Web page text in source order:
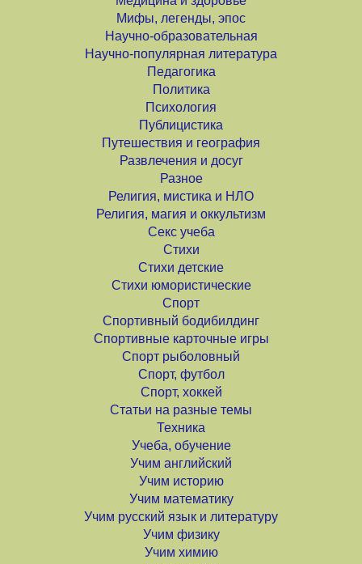
Мифы, легенды, эпос
Научно-образовательная
Научно-популярная литература
Педагогика
Политика
Психология
Публицистика
Путешествия и география
Развлечения и досуг
Разное
Религия, мистика и НЛО
Религия, магия и оккультизм
Секс учеба
Стихи
Стихи детские
Стихи юмористические
Спорт
Спортивный бодибилдинг
Спортивные карточные игры
Спорт рыболовный
Спорт, футбол
Спорт, хоккей
Статьи на разные темы
Техника
Учеба, обучение
Учим английский
Учим историю
Учим математику
Учим русский язык и литературу
Учим физику
Учим химию